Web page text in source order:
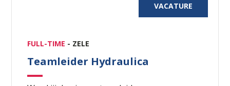
VACATURE
FULL-TIME - ZELE
Teamleider Hydraulica